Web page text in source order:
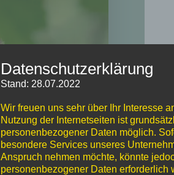
Datenschutzerklärung
Stand: 28.07.2022
Wir freuen uns sehr über Ihr Interesse
Nutzung der Internetseiten ist
personenbezogener Daten möglich.
besondere Services unseres
Anspruch nehmen möchte, könnte
personenbezogener Daten erforderlich